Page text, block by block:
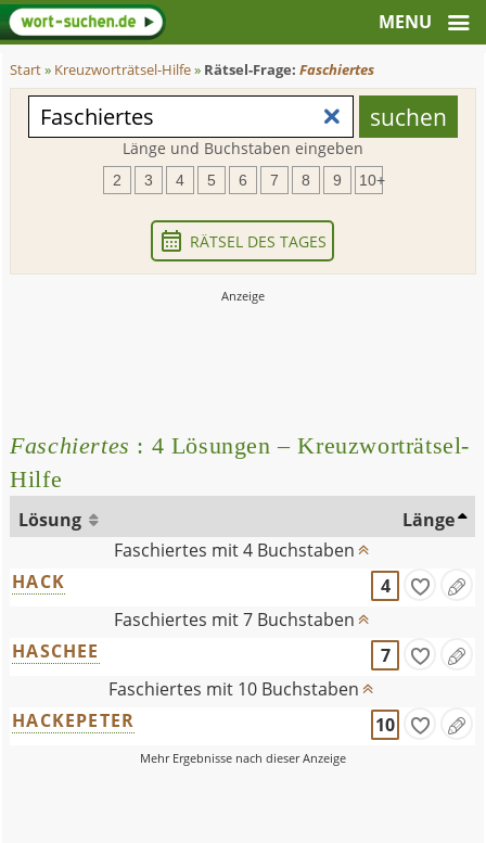
Start» Kreuzworträtsel-Hilfe» Rätsel-Frage:Faschiertes
Länge und Buchstaben eingeben
2 3 4 5 6 7 8 9 10+
RÄTSEL DES TAGES
Faschiertes : 4 Lösungen – Kreuzworträtsel-
Hilfe
Lösung
Länge
Faschiertes mit 4 Buchstaben
HACK
4
Faschiertes mit 7 Buchstaben
HASCHEE
7
Faschiertes mit 10 Buchstaben
HACKEPETER
10